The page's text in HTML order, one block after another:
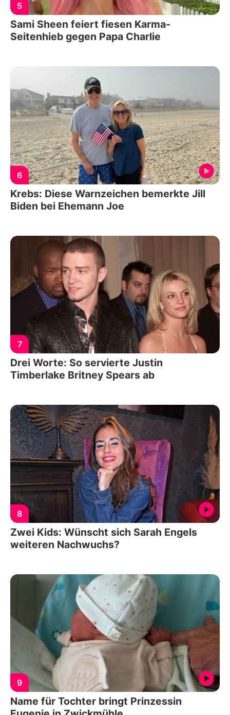
5
Sami Sheen feiert fiesen Karma-
Seitenhieb gegen Papa Charlie
6
Krebs: Diese Warnzeichen bemerkte Jill
Biden bei Ehemann Joe
7
Drei Worte: So servierte Justin
Timberlake Britney Spears ab
8
Zwei Kids: Wünscht sich Sarah Engels
weiteren Nachwuchs?
9
Name für Tochter bringt Prinzessin